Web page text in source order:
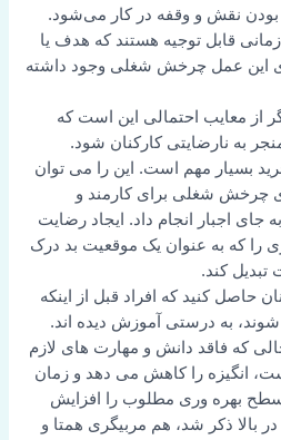
بودن نقش و وقفه در کار می‌شود.
زمانی قابل توجیه هستند که هدف یا
این عمل چرخش شغلی وجود داشته
از معایب احتمالی این است که
به نارضایتی کارکنان شود.
خرید بسیار مهم است. این را می توان
چرخش شغلی برای کارمند و
جای اجبار انجام داد. ایجاد رضایت
را که به عنوان یک موقعیت بد درک
کند.
حاصل کنید که افراد قبل از اینکه
به درستی آموزش دیده اند.
که فاقد دانش و مهارت های لازم
انگیزه را کاهش می دهد و زمان
سطح بهره وری مطلوب را افزایش
بالا ذکر شد، هم مربیگری همتا و